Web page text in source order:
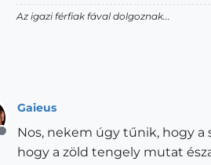
Az igazi férfiak fával dolgoznak...
Offline
Gaieus
Nos, nekem úgy tűnik, hogy a
hogy a zöld tengely mutat